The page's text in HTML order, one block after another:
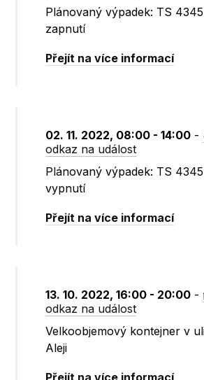
Plánovaný výpadek: TS
zapnutí
Přejít na více informací
02. 11. 2022, 08:00 - 14:00 -
odkaz na událost
Plánovaný výpadek: TS
vypnutí
Přejít na více informací
13. 10. 2022, 16:00 - 20:00 -
odkaz na událost
Velkoobjemový kontejner v
Aleji
Přejít na více informací